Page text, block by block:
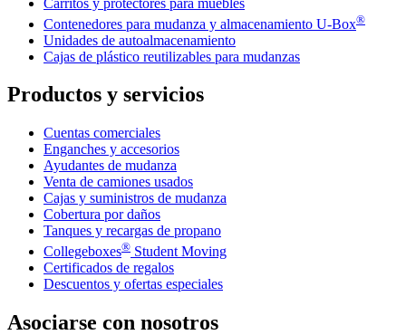
Carritos y protectores para muebles
Contenedores para mudanza y almacenamiento U-Box®
Unidades de autoalmacenamiento
Cajas de plástico reutilizables para mudanzas
Productos y servicios
Cuentas comerciales
Enganches y accesorios
Ayudantes de mudanza
Venta de camiones usados
Cajas y suministros de mudanza
Cobertura por daños
Tanques y recargas de propano
Collegeboxes® Student Moving
Certificados de regalos
Descuentos y ofertas especiales
Asociarse con nosotros